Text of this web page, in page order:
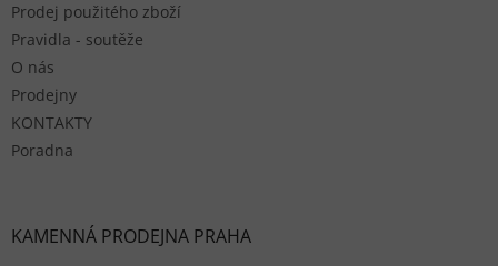
Prodej použitého zboží
Pravidla - soutěže
O nás
Prodejny
KONTAKTY
Poradna
KAMENNÁ PRODEJNA PRAHA